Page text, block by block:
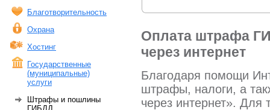
Благотворительность
Охрана
Хостинг
Государственные
(муниципальные)
услуги
Штрафы и пошлины
Оплата штрафа
через интернет
Благодаря помощи
штрафы, налоги, а
через интернет». Для